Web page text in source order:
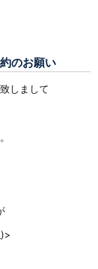
のお願い
しまして